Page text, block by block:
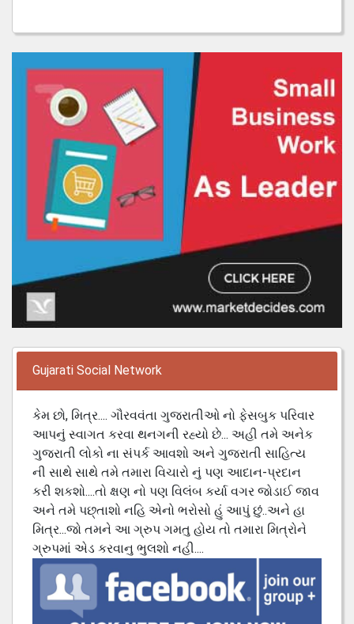
Gujarati Social Network
કેમ છો, મિત્ર.... ગૌરવવંતા ગુજરાતીઓ નો ફેસબુક પરિવાર
આપનું સ્વાગત કરવા થનગની રહ્યો છે... અહી તમે અનેક
ગુજરાતી લોકો ના સંપર્ક આવશો અને ગુજરાતી સાહિત્ય
ની સાથે સાથે તમે તમારા વિચારો નું પણ આદાન-પ્રદાન
કરી શકશો....તો ક્ષણ નો પણ વિલંબ કર્યા વગર જોડાઈ જાવ
અને તમે પછ્તાશો નહિ એનો ભરોસો હું આપું છું..અને હા
મિત્ર...જો તમને આ ગ્રુપ ગમતુ હોય તો તમારા મિત્રોને
ગ્રુપમાં એડ કરવાનુ ભુલશો નહી....